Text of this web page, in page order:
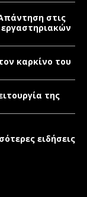
στις
καρκίνο του
της
ειδήσεις